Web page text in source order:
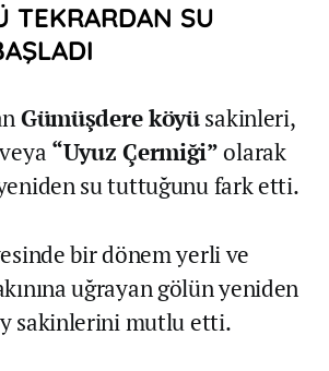
TEKRARDAN SU
Gümüşdere köyüsakinleri,
veya “Uyuz Çermiği”olarak
su tuttuğunu fark etti.
bir dönem yerli ve
uğrayan gölün yeniden
sakinlerini mutlu etti.